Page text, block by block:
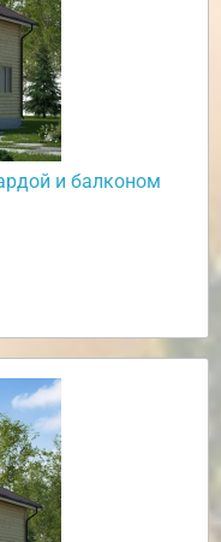
и балконом